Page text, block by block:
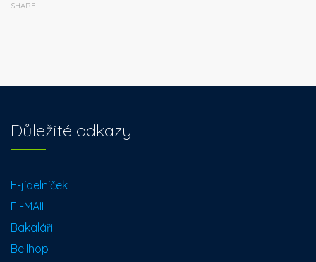
SHARE
Důležité odkazy
E-jídelníček
E -MAIL
Bakaláři
Bellhop